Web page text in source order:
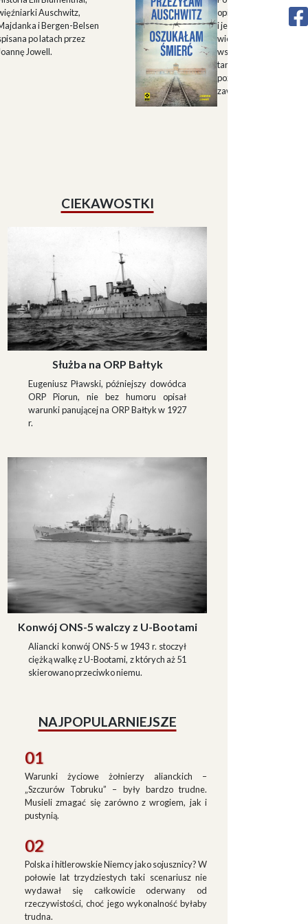
Auschwitz,
i Bergen-Belsen
po latach przez
Jowell.
opisu historii Górnego
i jego mieszkańców w
wieku oraz zapisu
wspomnień
tamtych terenów, które
pozwalają lepiej
zawiłe koleje losu
CIEKAWOSTKI
Służba na ORP Bałtyk
Eugeniusz Pławski, późniejszy dowódca
ORP Piorun, nie bez humoru opisał
warunki panującej na ORP Bałtyk w 1927
r.
Konwój ONS-5 walczy z U-Bootami
Aliancki konwój ONS-5 w 1943 r. stoczył
ciężką walkę z U-Bootami, z których aż 51
skierowano przeciwko niemu.
NAJPOPULARNIEJSZE
01
Warunki życiowe żołnierzy alianckich –
„Szczurów Tobruku” – były bardzo trudne.
Musieli zmagać się zarówno z wrogiem, jak i
pustynią.
02
Polska i hitlerowskie Niemcy jako sojusznicy? W
połowie lat trzydziestych taki scenariusz nie
wydawał się całkowicie oderwany od
rzeczywistości, choć jego wykonalność byłaby
trudna.